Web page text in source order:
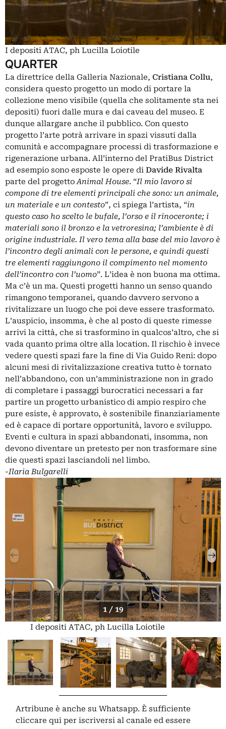
I depositi ATAC, ph Lucilla Loiotile
QUARTER
La direttrice della Galleria Nazionale, Cristiana Collu,
considera questo progetto un modo di portare la
collezione meno visibile (quella che solitamente sta nei
depositi) fuori dalle mura e dai caveau del museo. E
dunque allargare anche il pubblico. Con questo
progetto l’arte potrà arrivare in spazi vissuti dalla
comunità e accompagnare processi di trasformazione e
rigenerazione urbana. All’interno del PratiBus District
ad esempio sono esposte le opere di Davide Rivalta
parte del progetto Animal House. “Il mio lavoro si
compone di tre elementi principali che sono: un animale,
un materiale e un contesto”, ci spiega l’artista, “in
questo caso ho scelto le bufale, l’orso e il rinoceronte; i
materiali sono il bronzo e la vetroresina; l’ambiente è di
origine industriale. Il vero tema alla base del mio lavoro è
l’incontro degli animali con le persone, e quindi questi
tre elementi raggiungono il compimento nel momento
dell’incontro con l’uomo”. L’idea è non buona ma ottima.
Ma c’è un ma. Questi progetti hanno un senso quando
rimangono temporanei, quando davvero servono a
rivitalizzare un luogo che poi deve essere trasformato.
L’auspicio, insomma, è che al posto di queste rimesse
arrivi la città, che si trasformino in qualcos’altro, che si
vada quanto prima oltre alla location. Il rischio è invece
vedere questi spazi fare la fine di Via Guido Reni: dopo
alcuni mesi di rivitalizzazione creativa tutto è tornato
nell’abbandono, con un’amministrazione non in grado
di completare i passaggi burocratici necessari a far
partire un progetto urbanistico di ampio respiro che
pure esiste, è approvato, è sostenibile finanziariamente
ed è capace di portare opportunità, lavoro e sviluppo.
Eventi e cultura in spazi abbandonati, insomma, non
devono diventare un pretesto per non trasformare sine
die questi spazi lasciandoli nel limbo.
-Ilaria Bulgarelli
1 / 19
I depositi ATAC, ph Lucilla Loiotile
Artribune è anche su Whatsapp. È sufficiente
cliccare qui per iscriversi al canale ed essere